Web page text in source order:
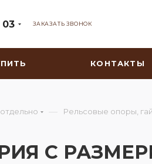
03 ЗАКАЗАТЬ ЗВОНОК
КОНТАКТЫ
— Рельсовые опоры,
С РАЗМЕРЫ